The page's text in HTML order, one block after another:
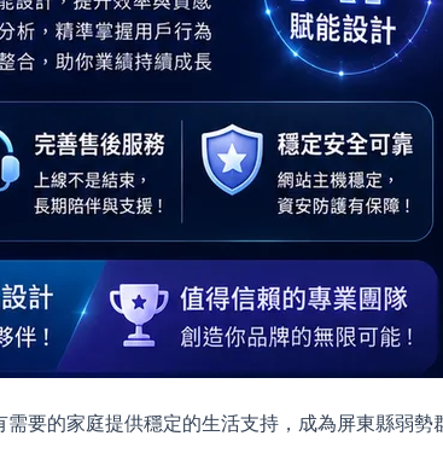
要的家庭提供穩定的生活支持，成為屏東縣弱勢